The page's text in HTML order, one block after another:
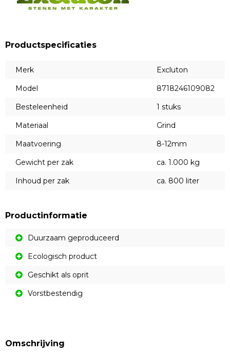
Productspecificaties
Merk
Excluton
Model
8718246109082
Besteleenheid
1 stuks
Materiaal
Grind
Maatvoering
8-12mm
Gewicht per zak
ca. 1.000 kg
Inhoud per zak
ca. 800 liter
Productinformatie
Duurzaam geproduceerd
Ecologisch product
Geschikt als oprit
Vorstbestendig
Omschrijving